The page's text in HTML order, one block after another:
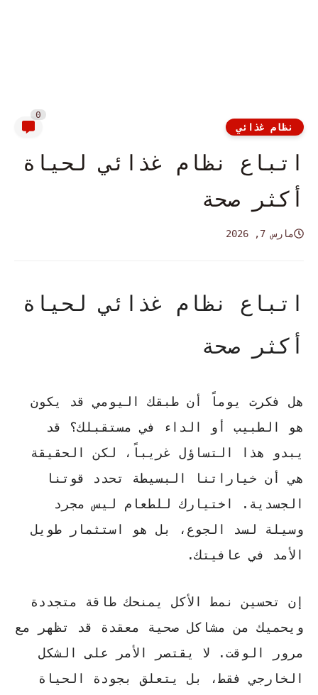
نظام غذائي
0
اتباع نظام غذائي لحياة
أكثر صحة
مارس 7, 2026
اتباع نظام غذائي لحياة
أكثر صحة
هل فكرت يوماً أن طبقك اليومي قد يكون
هو الطبيب أو الداء في مستقبلك؟ قد
يبدو هذا التساؤل غريباً، لكن الحقيقة
هي أن خياراتنا البسيطة تحدد قوتنا
الجسدية. اختيارك للطعام ليس مجرد
وسيلة لسد الجوع، بل هو
استثمار طويل
الأمد في عافيتك.
إن تحسين نمط الأكل يمنحك طاقة متجددة
ويحميك من مشاكل صحية معقدة قد تظهر مع
مرور الوقت. لا يقتصر الأمر على الشكل
الخارجي فقط، بل يتعلق بجودة الحياة